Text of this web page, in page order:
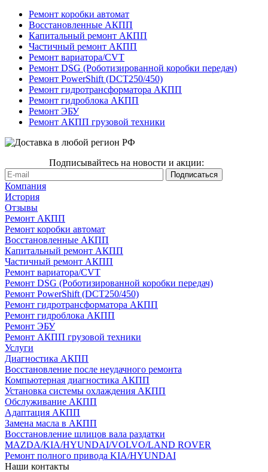
Ремонт коробки автомат
Восстановленные АКПП
Капитальный ремонт АКПП
Частичный ремонт АКПП
Ремонт вариатора/CVT
Ремонт DSG (Роботизированной коробки передач)
Ремонт PowerShift (DCT250/450)
Ремонт гидротрансформатора АКПП
Ремонт гидроблока АКПП
Ремонт ЭБУ
Ремонт АКПП грузовой техники
Подписывайтесь на новости и акции:
Компания
История
Отзывы
Ремонт АКПП
Ремонт коробки автомат
Восстановленные АКПП
Капитальный ремонт АКПП
Частичный ремонт АКПП
Ремонт вариатора/CVT
Ремонт DSG (Роботизированной коробки передач)
Ремонт PowerShift (DCT250/450)
Ремонт гидротрансформатора АКПП
Ремонт гидроблока АКПП
Ремонт ЭБУ
Ремонт АКПП грузовой техники
Услуги
Диагностика АКПП
Восстановление после неудачного ремонта
Компьютерная диагностика АКПП
Установка системы охлаждения АКПП
Обслуживание АКПП
Адаптация АКПП
Замена масла в АКПП
Восстановление шлицов вала раздатки
MAZDA/KIA/HYUNDAI/VOLVO/LAND ROVER
Ремонт полного привода KIA/HYUNDAI
Наши контакты